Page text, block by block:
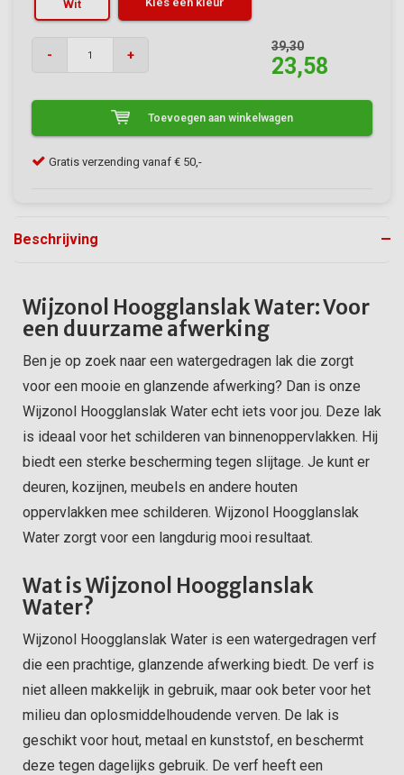
Wit
- +
39,30
23,58
Toevoegen aan winkelwagen
Klanten geven VerfonlineXL een 9/10
Beschrijving
Wijzonol Hoogglanslak Water: Voor
een duurzame afwerking
Ben je op zoek naar een watergedragen lak die zorgt
voor een mooie en glanzende afwerking? Dan is onze
Wijzonol Hoogglanslak Water echt iets voor jou. Deze lak
is ideaal voor het schilderen van binnenoppervlakken. Hij
biedt een sterke bescherming tegen slijtage. Je kunt er
deuren, kozijnen, meubels en andere houten
oppervlakken mee schilderen. Wijzonol Hoogglanslak
Water zorgt voor een langdurig mooi resultaat.
Wat is Wijzonol Hoogglanslak
Water?
Wijzonol Hoogglanslak Water is een watergedragen verf
die een prachtige, glanzende afwerking biedt. De verf is
niet alleen makkelijk in gebruik, maar ook beter voor het
milieu dan oplosmiddelhoudende verven. De lak is
geschikt voor hout, metaal en kunststof, en beschermt
deze tegen dagelijks gebruik. De verf heeft een